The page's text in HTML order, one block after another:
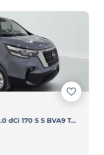
Primastar Combi L2H1 3.0t 2.0 dCi 170 S S BVA9 Tekna - PRIMASTAR COMBI Primastar Combi L2H1 3.0t 2.0 dCi 170 S S BVA9 Tekna